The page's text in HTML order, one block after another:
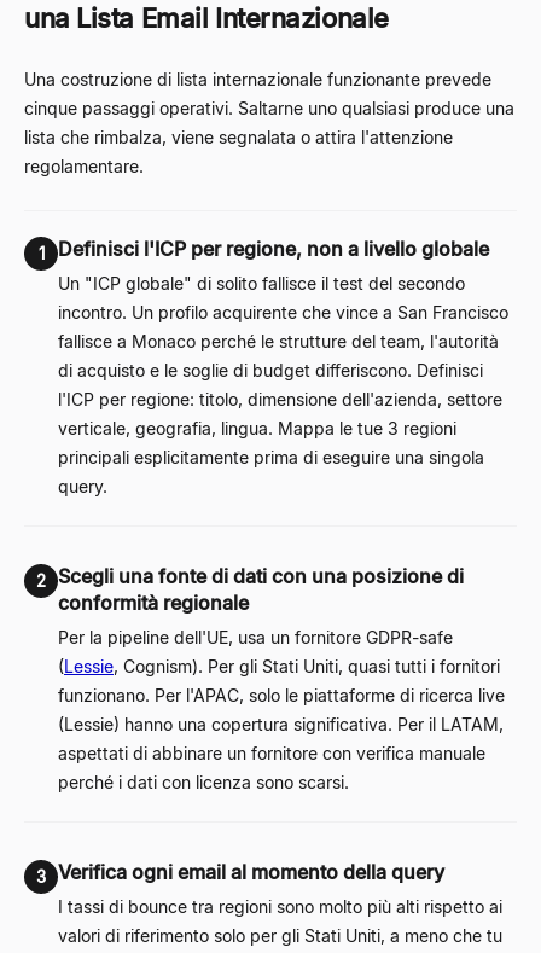
una Lista Email Internazionale
Una costruzione di lista internazionale funzionante prevede
cinque passaggi operativi. Saltarne uno qualsiasi produce una
lista che rimbalza, viene segnalata o attira l'attenzione
regolamentare.
1 Definisci l'ICP per regione, non a livello globale
Un "ICP globale" di solito fallisce il test del secondo
incontro. Un profilo acquirente che vince a San Francisco
fallisce a Monaco perché le strutture del team, l'autorità
di acquisto e le soglie di budget differiscono. Definisci
l'ICP per regione: titolo, dimensione dell'azienda, settore
verticale, geografia, lingua. Mappa le tue 3 regioni
principali esplicitamente prima di eseguire una singola
query.
2
Scegli una fonte di dati con una posizione di
conformità regionale
Per la pipeline dell'UE, usa un fornitore GDPR-safe
(Lessie, Cognism). Per gli Stati Uniti, quasi tutti i fornitori
funzionano. Per l'APAC, solo le piattaforme di ricerca live
(Lessie) hanno una copertura significativa. Per il LATAM,
aspettati di abbinare un fornitore con verifica manuale
perché i dati con licenza sono scarsi.
3 Verifica ogni email al momento della query
I tassi di bounce tra regioni sono molto più alti rispetto ai
valori di riferimento solo per gli Stati Uniti, a meno che tu